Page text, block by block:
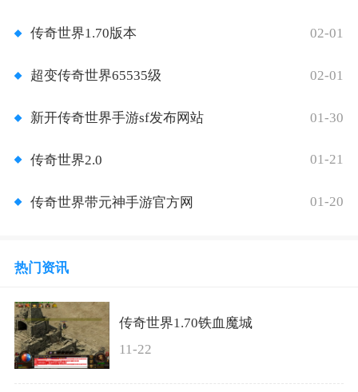
传奇世界1.70版本 02-01
超变传奇世界65535级 02-01
新开传奇世界手游sf发布网站 01-30
传奇世界2.0 01-21
传奇世界带元神手游官方网 01-20
热门资讯
传奇世界1.70铁血魔城
11-22